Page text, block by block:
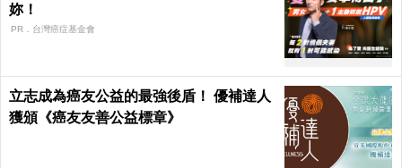
妳！
PR．台灣癌症基金會
立志成為癌友公益的最強後盾！ 優補達人
獲頒《癌友友善公益標章》